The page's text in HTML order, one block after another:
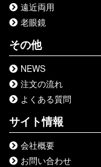
遠近両用
老眼鏡
その他
NEWS
注文の流れ
よくある質問
サイト情報
会社概要
お問い合わせ